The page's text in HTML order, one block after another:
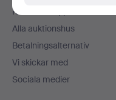
Kontakta support
Alla auktionshus
Betalningsalternativ
Vi skickar med
Sociala medier